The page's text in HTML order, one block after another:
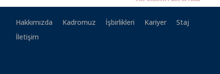
Hakkımızda Kadromuz İşbirlikleri Kariyer
Staj
İletişim